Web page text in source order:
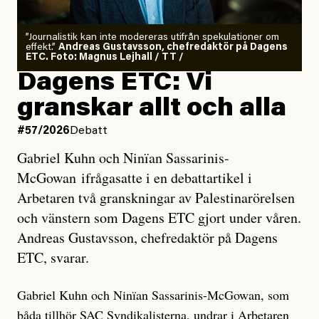
”Journalistik kan inte modereras utifrån spekulationer om
effekt.” Andreas Gustavsson, chefredaktör på Dagens
ETC. Foto: Magnus Lejhall / TT /
Dagens ETC: Vi
granskar allt och alla
#57/2026 Debatt
Gabriel Kuhn och Ninïan Sassarinis-
McGowan ifrågasatte i en debattartikel i
Arbetaren två granskningar av Palestinarörelsen
och vänstern som Dagens ETC gjort under våren.
Andreas Gustavsson, chefredaktör på Dagens
ETC, svarar.
Gabriel Kuhn och Ninïan Sassarinis-McGowan, som
båda tillhör SAC Syndikalisterna, undrar i Arbetaren